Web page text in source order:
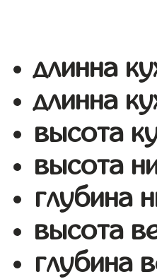
длинна
длинна
высота
высота
глубина
высота
глубина